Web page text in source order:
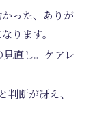
った、ありが
ります。
見直し。ケアレ
判断が冴え、